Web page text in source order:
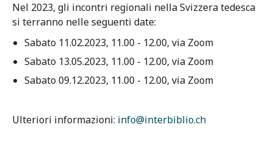
Nel 2023, gli incontri regionali nella Svizzera tedesca
si terranno nelle seguenti date:
Sabato 11.02.2023, 11.00 - 12.00, via Zoom
Sabato 13.05.2023, 11.00 - 12.00, via Zoom
Sabato 09.12.2023, 11.00 - 12.00, via Zoom
Ulteriori informazioni: info@interbiblio.ch